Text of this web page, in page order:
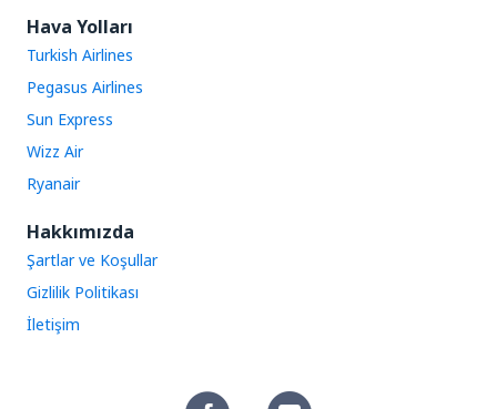
Hava Yolları
Turkish Airlines
Pegasus Airlines
Sun Express
Wizz Air
Ryanair
Hakkımızda
Şartlar ve Koşullar
Gizlilik Politikası
İletişim